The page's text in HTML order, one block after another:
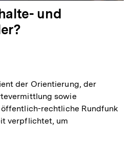
und
der Orientierung, der
sowie
rechtliche Rundfunk
verpflichtet, um